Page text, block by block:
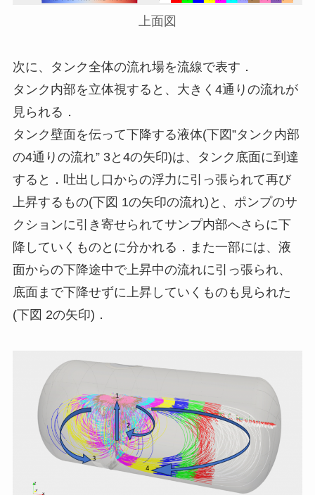
上面図
次に、タンク全体の流れ場を流線で表す．
タンク内部を立体視すると、大きく4通りの流れが
見られる．
タンク壁面を伝って下降する液体(下図”タンク内部
の4通りの流れ” 3と4の矢印)は、タンク底面に到達
すると．吐出し口からの浮力に引っ張られて再び
上昇するもの(下図 1の矢印の流れ)と、ポンプのサ
クションに引き寄せられてサンプ内部へさらに下
降していくものとに分かれる．また一部には、液
面からの下降途中で上昇中の流れに引っ張られ、
底面まで下降せずに上昇していくものも見られた
(下図 2の矢印)．